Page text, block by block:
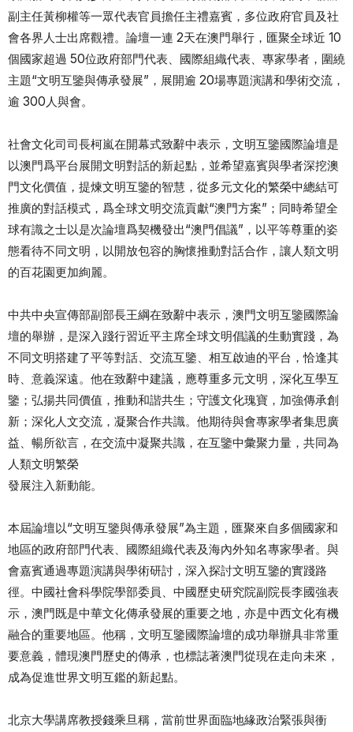
副主任黃柳權等一眾代表官員擔任主禮嘉賓，多位政府官員及社
會各界人士出席觀禮。論壇一連 2天在澳門舉行，匯聚全球近 10
個國家超過 50位政府部門代表、國際組織代表、專家學者，圍繞
主題“文明互鑒與傳承發展”，展開逾 20場專題演講和學術交流，
逾 300人與會。
社會文化司司長柯嵐在開幕式致辭中表示，文明互鑒國際論壇是
以澳門爲平台展開文明對話的新起點，並希望嘉賓與學者深挖澳
門文化價值，提煉文明互鑒的智慧，從多元文化的繁榮中總結可
推廣的對話模式，爲全球文明交流貢獻“澳門方案”；同時希望全
球有識之士以是次論壇爲契機發出“澳門倡議”，以平等尊重的姿
態看待不同文明，以開放包容的胸懷推動對話合作，讓人類文明
的百花園更加絢麗。
中共中央宣傳部副部長王綱在致辭中表示，澳門文明互鑒國際論
壇的舉辦，是深入踐行習近平主席全球文明倡議的生動實踐，為
不同文明搭建了平等對話、交流互鑒、相互啟迪的平台，恰逢其
時、意義深遠。他在致辭中建議，應尊重多元文明，深化互學互
鑒；弘揚共同價值，推動和諧共生；守護文化瑰寶，加強傳承創
新；深化人文交流，凝聚合作共識。他期待與會專家學者集思廣
益、暢所欲言，在交流中凝聚共識，在互鑒中彙聚力量，共同為
人類文明繁榮
發展注入新動能。
本屆論壇以“文明互鑒與傳承發展”為主題，匯聚來自多個國家和
地區的政府部門代表、國際組織代表及海內外知名專家學者。與
會嘉賓通過專題演講與學術研討，深入探討文明互鑒的實踐路
徑。中國社會科學院學部委員、中國歷史研究院副院長李國強表
示，澳門既是中華文化傳承發展的重要之地，亦是中西文化有機
融合的重要地區。他稱，文明互鑒國際論壇的成功舉辦具非常重
要意義，體現澳門歷史的傳承，也標誌著澳門從現在走向未來，
成為促進世界文明互鑑的新起點。
北京大學講席教授錢乘旦稱，當前世界面臨地緣政治緊張與衝